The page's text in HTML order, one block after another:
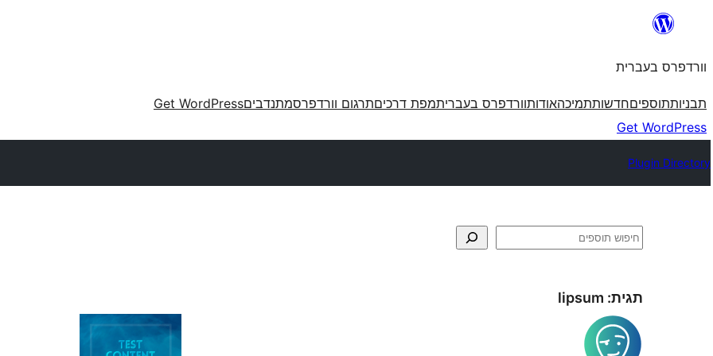
וורדפרס בעברית
תבניותתוספיםחדשותתמיכהאודותוורדפרס בעבריתמפת דרכיםתרגום וורדפרסמתנדביםGet WordPress
Get WordPress
Plugin Directory
חיפוש
תגית: lipsum